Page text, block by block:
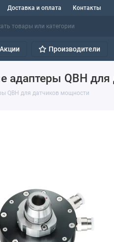
Доставка и оплата Контакты
Акции Производители
адаптеры QBH
QBH для датчиков мощности